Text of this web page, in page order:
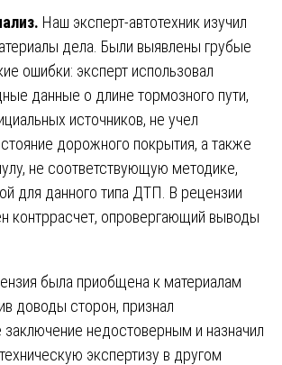
Наш эксперт-автотехник изучил
дела. Были выявлены грубые
ошибки: эксперт использовал
данные о длине тормозного пути,
источников, не учел
дорожного покрытия, а также
не соответствующую методике,
для данного типа ДТП. В рецензии
контррасчет, опровергающий выводы
была приобщена к материалам
доводы сторон, признал
заключение недостоверным и назначил
экспертизу в другом